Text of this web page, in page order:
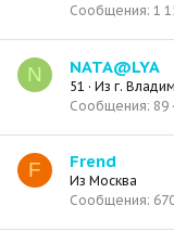
Сообщения 1
N NATA@LYA
51 · Из г.
Сообщения 89
F Frend
Из Москва
Сообщения